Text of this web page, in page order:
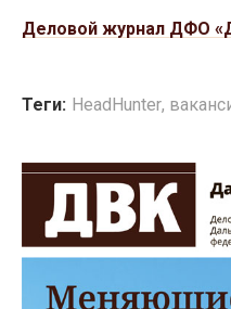
Деловой журнал ДФО
Теги: HeadHunter,